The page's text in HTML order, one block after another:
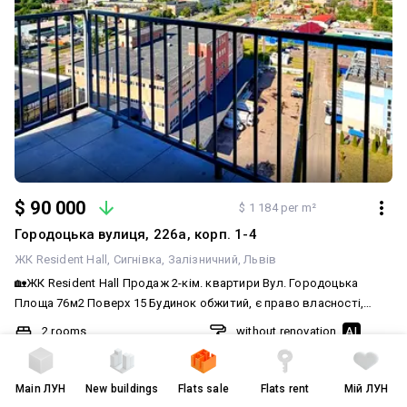
$ 90 000 $ 1 184 per m²
Городоцька вулиця, 226а, корп. 1-4
ЖК Resident Hall Сигнівка Залізничний Львів
🏡ЖК Resident Hall Продаж 2-кім. квартири Вул. Городоцька
Площа 76м2 Поверх 15 Будинок обжитий, є право власності,
присутній продуктовий магазин Близенько, поруч зупинка
Опалення: будинкова котельня Ц|на: 90 000$
2 rooms
m²
16 of 16
without renovation AI
cast-in-place concrete frame
2022
MainЛУН New buildings Flats sale Flats rent Мій ЛУН